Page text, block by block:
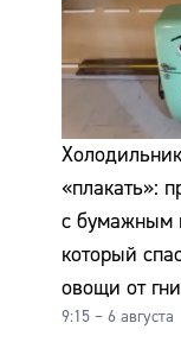
«плакать»:
с бумажным
который
овощи от
9:15 – 6 августа